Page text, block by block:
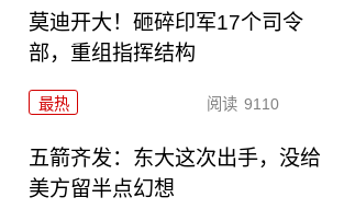
莫迪开大！砸碎印军17个司令
部，重组指挥结构
最热 阅读 9110
五箭齐发：东大这次出手，没给
美方留半点幻想